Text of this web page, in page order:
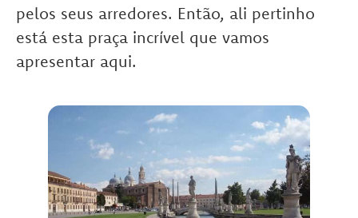
pelos seus arredores. Então, ali pertinho
está esta praça incrível que vamos
apresentar aqui.